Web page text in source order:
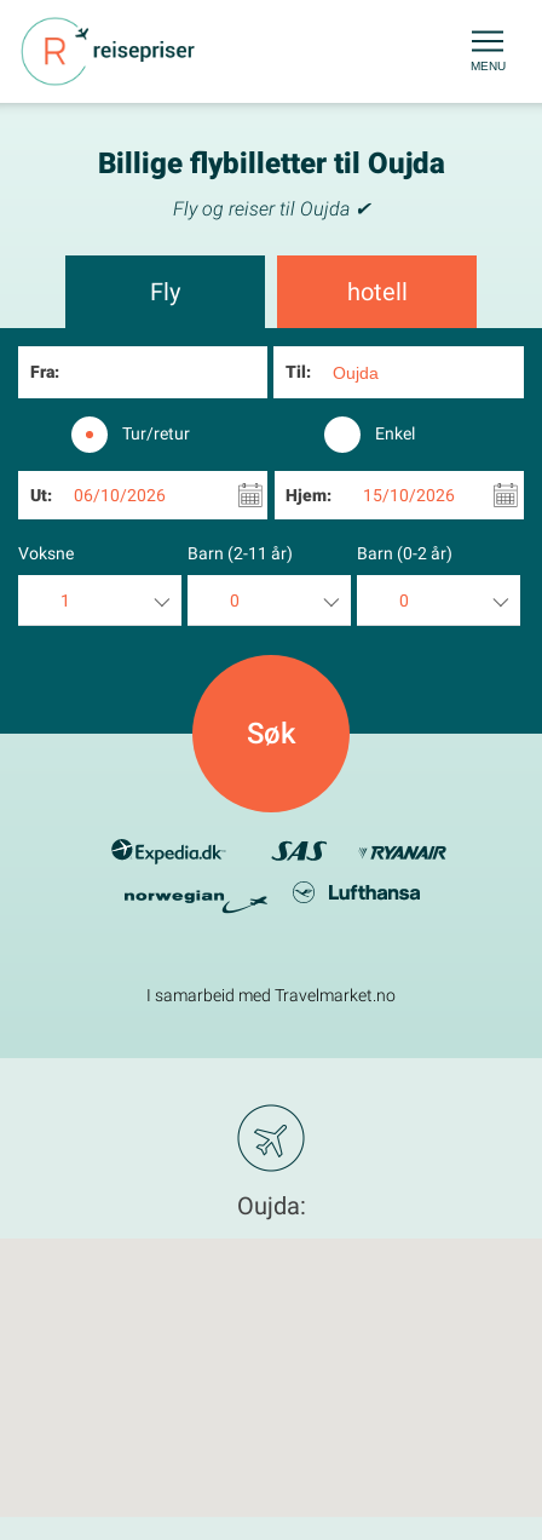
MENU
Billige flybilletter til Oujda
Fly og reiser til Oujda ✔
Fly hotell
Fra: Til:
Tur/retur Enkel
Ut: 06/10/2026 Hjem: 15/10/2026
Voksne
1
Barn (2-11 år)
0
5
Barn (0-2 år)
0
I samarbeid med Travelmarket.no
Oujda: